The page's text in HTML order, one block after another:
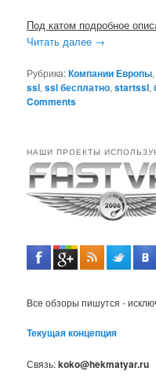
Под катом подробное
Читать далее →
Рубрика:Компании Европы
ssl,ssl бесплатно,startssl,
Comments
НАШИ ПРОЕКТЫ
Все обзоры пишутся -
Текущая концепция
Связь:koko@hekmatyar.ru